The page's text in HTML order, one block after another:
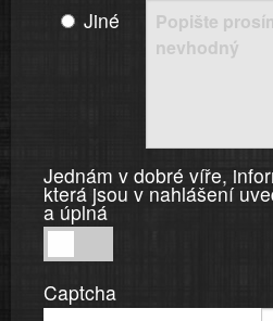
Jiné
Jednám v dobré víře,
která jsou v nahlášení
a úplná
v
dobré
Captcha